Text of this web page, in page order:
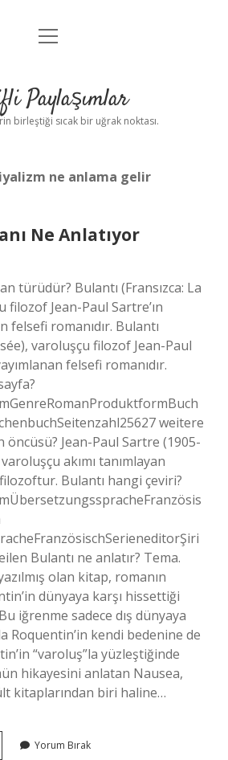
Anasayfa
Yasal Uyarı
menüyü
Paylaşımlar
birleştiği sıcak bir uğrak noktası.
ne anlama gelir
Ne Anlatıyor
türüdür? Bulantı (Fransızca: La
filozof Jean-Paul Sartre’ın
felsefi romanıdır. Bulantı
varoluşçu filozof Jean-Paul
felsefi romanıdır.
weitere
öncüsü? Jean-Paul Sartre (1905-
akımı tanımlayan
Bulantı hangi çeviri?
Bulantı ne anlatır? Tema.
olan kitap, romanın
dünyaya karşı hissettiği
iğrenme sadece dış dünyaya
Roquentin’in kendi bedenine de
“varoluş”la yüzleştiğinde
hikayesini anlatan Nausea,
kitaplarından biri haline…
Yorum Bırak